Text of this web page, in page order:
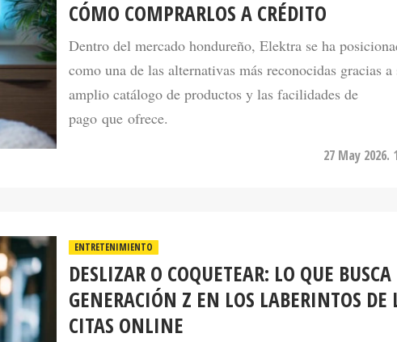
Dentro del mercado hondureño, Elektra se ha
como una de las alternativas más reconocidas gracias a
amplio catálogo de productos y las facilidades de
pago que ofrece.
DESLIZAR O COQUETEAR: LO QUE BUSCA
GENERACIÓN Z EN LOS LABERINTOS DE
CITAS ONLINE
La Generación Z está reescribiendo las reglas de las